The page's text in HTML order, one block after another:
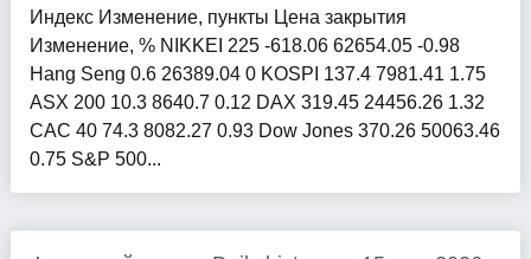
Индекс Изменение, пункты Цена закрытия
Изменение, % NIKKEI 225 -618.06 62654.05 -0.98
Hang Seng 0.6 26389.04 0 KOSPI 137.4 7981.41 1.75
ASX 200 10.3 8640.7 0.12 DAX 319.45 24456.26 1.32
CAC 40 74.3 8082.27 0.93 Dow Jones 370.26 50063.46
0.75 S&P 500...